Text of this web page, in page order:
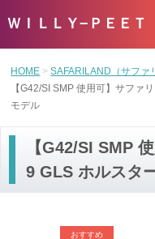
ＷＩＬＬＹ−ＰＥＥＴ
HOME SAFARILAND（サファ
【G42/SI SMP 使用可】サファ
モデル
【G42/SI SMP
9 GLS ホルスタ